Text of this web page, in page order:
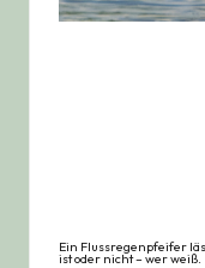
Ein Flussregenpfeifer
ist oder nicht – wer weiß.